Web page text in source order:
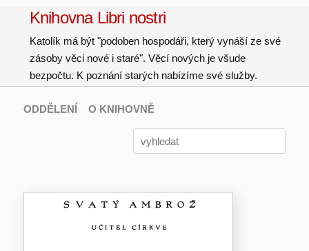
Knihovna Libri nostri
Katolík má být "podoben hospodáři, který vynáší ze své
zásoby věci nové i staré". Věcí nových je všude
bezpočtu. K poznání starých nabízíme své služby.
ODDĚLENÍ O KNIHOVNĚ